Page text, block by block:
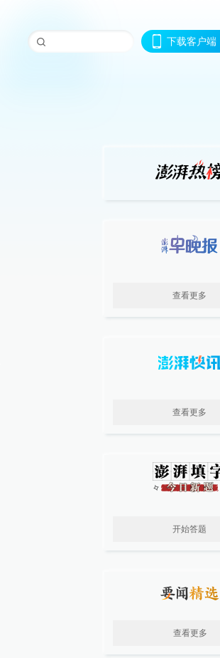
下载客户端
查看更多
查看更多
开始答题
查看更多